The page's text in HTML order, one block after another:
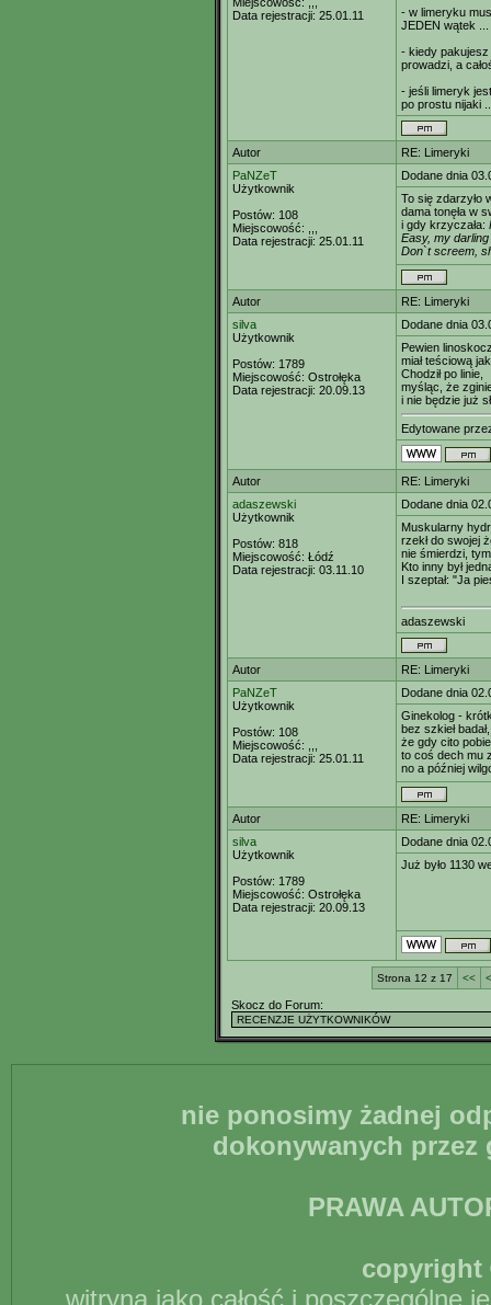
Data rejestracji: 25.01.11
- w limeryku
JEDEN wątek
- kiedy
prowadzi, a
- jeśli limeryk
po prostu nijaki
Autor
RE: Limeryki
PaNZeT
Użytkownik
Postów: 108
Miejscowość:
Data rejestracji: 25.01.11
Dodane dnia
To się zdarzyło
dama tonęła w
i gdy krzyczała:
Easy, my darling
Don`t screem,
Autor
RE: Limeryki
silva
Użytkownik
Postów: 1789
Miejscowość: Ostrołęka
Data rejestracji: 20.09.13
Dodane dnia
Pewien
miał teściową
Chodził po linie,
myśląc, że
i nie będzie już
Edytowane
Autor
RE: Limeryki
adaszewski
Użytkownik
Postów: 818
Miejscowość: Łódź
Data rejestracji: 03.11.10
Dodane dnia
Muskularny
rzekł do swojej
nie śmierdzi,
Kto inny był
I szeptał: "Ja
adaszewski
Autor
RE: Limeryki
PaNZeT
Użytkownik
Postów: 108
Miejscowość:
Data rejestracji: 25.01.11
Dodane dnia
Ginekolog -
bez szkieł
że gdy cito
to coś dech mu
no a później
Autor
RE: Limeryki
silva
Użytkownik
Postów: 1789
Miejscowość: Ostrołęka
Data rejestracji: 20.09.13
Dodane dnia
Już było 1130
Strona 12 z 17 << <
Skocz do Forum:
nie ponosimy żadnej
dokonywanych
PRAWA
copyright
witryna jako całość i poszczególne